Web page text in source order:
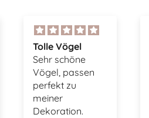
Super schöne
Tasche :-)
Die Tasche
gefällt mir super,
tolle Qualität.